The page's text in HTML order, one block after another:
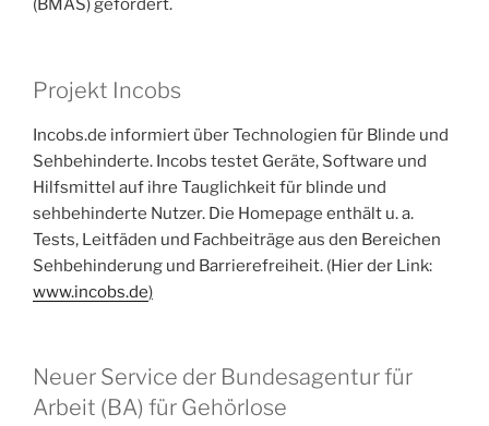
(BMAS) gefördert.
Projekt Incobs
Incobs.de informiert über Technologien für Blinde und
Sehbehinderte. Incobs testet Geräte, Software und
Hilfsmittel auf ihre Tauglichkeit für blinde und
sehbehinderte Nutzer. Die Homepage enthält u. a.
Tests, Leitfäden und Fachbeiträge aus den Bereichen
Sehbehinderung und Barrierefreiheit. (Hier der Link:
www.incobs.de)
Neuer Service der Bundesagentur für
Arbeit (BA) für Gehörlose